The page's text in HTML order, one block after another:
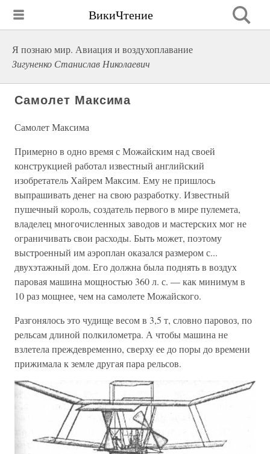
ВикиЧтение
Я познаю мир. Авиация и воздухоплавание
Зигуненко Станислав Николаевич
Самолет Максима
Самолет Максима
Примерно в одно время с Можайским над своей
конструкцией работал известный английский
изобретатель Хайрем Максим. Ему не пришлось
выпрашивать денег на свою разработку. Известный
пушечный король, создатель первого в мире пулемета,
владелец многочисленных заводов и мастерских мог не
ограничивать свои расходы. Быть может, поэтому
выстроенный им аэроплан оказался размером с...
двухэтажный дом. Его должна была поднять в воздух
паровая машина мощностью 360 л. с. — как минимум в
10 раз мощнее, чем на самолете Можайского.
Разгонялось это чудище весом в 3,5 т, словно паровоз, по
рельсам длиной полкилометра. А чтобы машина не
взлетела преждевременно, сверху ее до поры до времени
прижимала к земле другая пара рельсов.